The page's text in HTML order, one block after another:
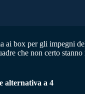
ai box per gli impegni
che non certo
alternativa a 4